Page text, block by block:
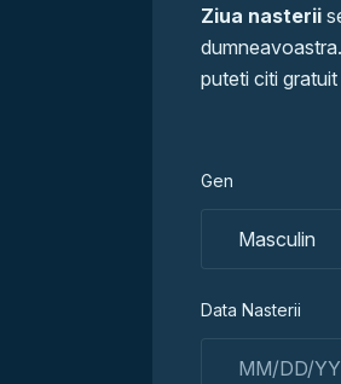
Ziua nasterii
puteti citi
Gen
Data Nasterii